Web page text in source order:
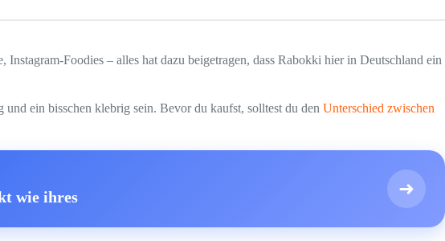
Foodies – alles hat dazu beigetragen, dass Rabokki hier in Deutschland ein
ein bisschen klebrig sein. Bevor du kaufst, solltest du den Unterschied zwischen
wie ihres ➜